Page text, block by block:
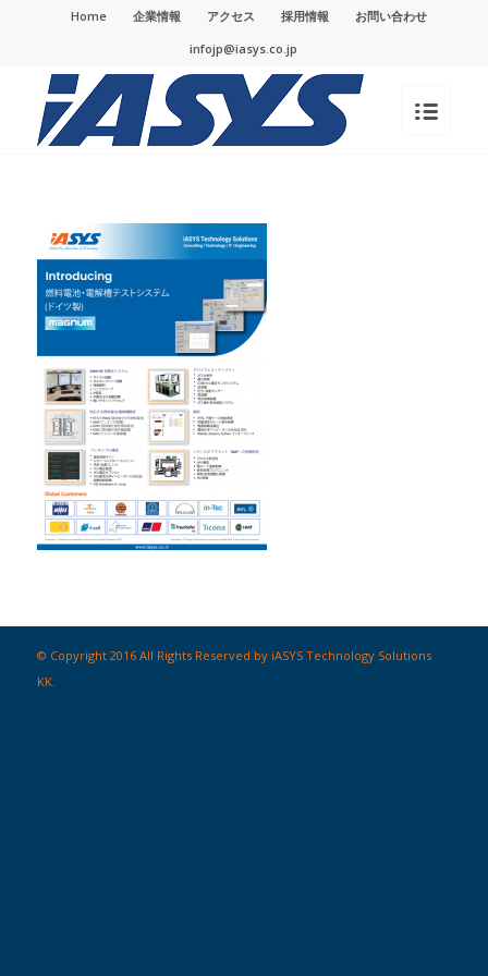
Home 企業情報 アクセス 採用情報
お問い合わせ
infojp@iasys.co.jp
© Copyright 2016 All Rights Reserved by iASYS Technology Solutions
KK.